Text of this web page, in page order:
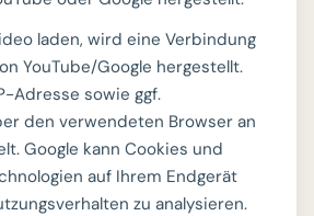
laden, wird eine Verbindung
YouTube/Google hergestellt.
Adresse sowie ggf.
den verwendeten Browser an
Google kann Cookies und
auf Ihrem Endgerät
zu analysieren.